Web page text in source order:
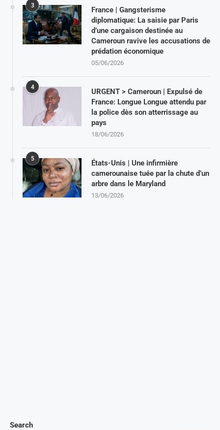
Search
3
France | Gangsterisme
diplomatique: La saisie par Paris
d’une cargaison destinée au
Cameroun ravive les accusations de
prédation économique
05/06/2026
4
URGENT > Cameroun | Expulsé de
France: Longue Longue attendu par
la police dès son atterrissage au
pays
18/06/2026
5
États-Unis | Une infirmière
camerounaise tuée par la chute d’un
arbre dans le Maryland
13/06/2026